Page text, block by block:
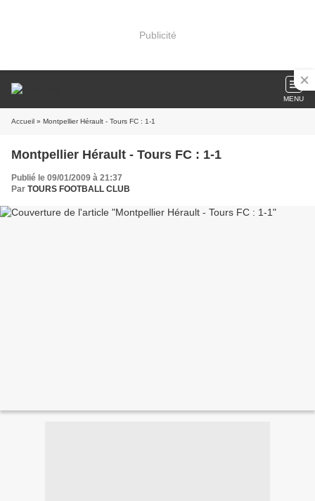
Publicité
MENU
Accueil » Montpellier Hérault - Tours FC : 1-1
Montpellier Hérault - Tours FC : 1-1
Publié le 09/01/2009 à 21:37
Par TOURS FOOTBALL CLUB